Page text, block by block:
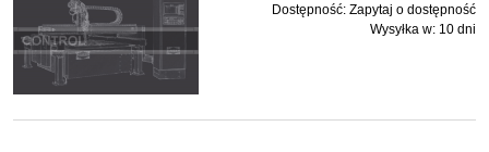
Dostępność: Zapytaj o dostępność
Wysyłka w: 10 dni